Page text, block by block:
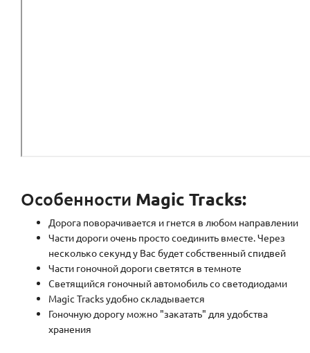
Особенности Magic Tracks:
Дорога поворачивается и гнется в любом направлении
Части дороги очень просто соединить вместе. Через
несколько секунд у Вас будет собственный спидвей
Части гоночной дороги светятся в темноте
Светящийся гоночный автомобиль со светодиодами
Magic Tracks удобно складывается
Гоночную дорогу можно "закатать" для удобства
хранения